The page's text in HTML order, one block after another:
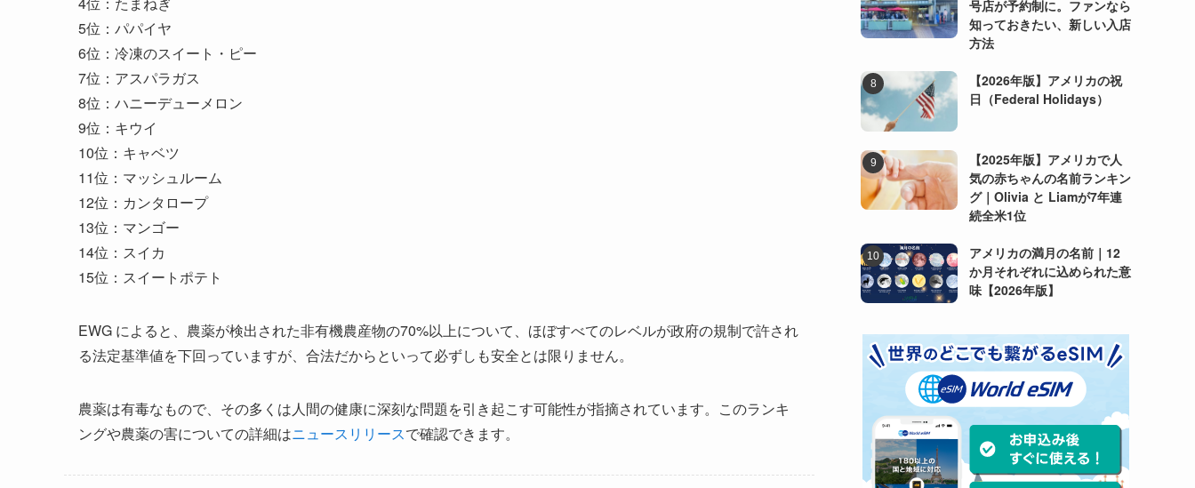
5位：パパイヤ
6位：冷凍のスイート・ピー
7位：アスパラガス
8位：ハニーデューメロン
9位：キウイ
10位：キャベツ
11位：マッシュルーム
12位：カンタロープ
13位：マンゴー
14位：スイカ
15位：スイートポテト
EWG によると、農薬が検出された非有機農産物の70%以上について、ほぼすべてのレベルが政府の規制で許され
る法定基準値を下回っていますが、合法だからといって必ずしも安全とは限りません。
農薬は有毒なもので、その多くは人間の健康に深刻な問題を引き起こす可能性が指摘されています。このランキ
ングや農薬の害についての詳細はニュースリリースで確認できます。
号店が予約制に。ファンなら
知っておきたい、新しい入店
方法
【2026年版】アメリカの祝
日（Federal Holidays）
【2025年版】アメリカで人
気の赤ちゃんの名前ランキン
グ｜Olivia と Liamが7年連
続全米1位
アメリカの満月の名前｜12
か月それぞれに込められた意
味【2026年版】